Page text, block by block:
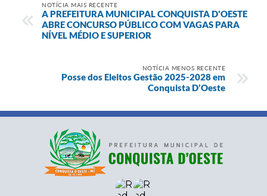
NOTÍCIA MAIS RECENTE
A PREFEITURA MUNICIPAL CONQUISTA D'OESTE
ABRE CONCURSO PÚBLICO COM VAGAS PARA
NÍVEL MÉDIO E SUPERIOR
NOTÍCIA MENOS RECENTE
Posse dos Eleitos Gestão 2025-2028 em
Conquista D’Oeste